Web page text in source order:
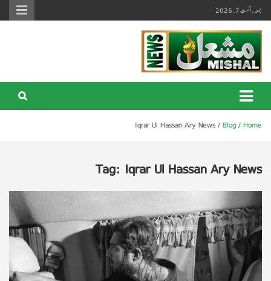
Skip
to
content
جمعہ, اگست 7, 2026
Mishal News Urdu
Home
Blog
Iqrar Ul Hassan Ary News
Tag: Iqrar Ul Hassan Ary News